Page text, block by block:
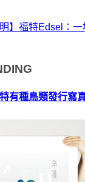
有種鳥類發行寫